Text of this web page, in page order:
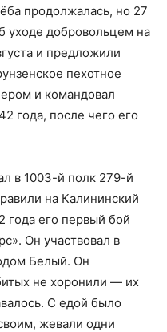
продолжалась, но 27
уходе добровольцем на
и предложили
пехотное
и командовал
года, после чего его
в 1003-й полк 279-й
на Калининский
года его первый бой
Он участвовал в
Белый. Он
не хоронили — их
С едой было
жевали одни